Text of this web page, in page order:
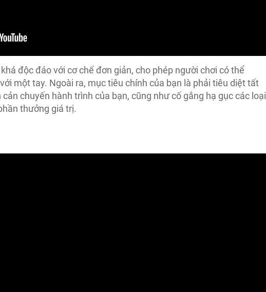
độc đáo với cơ chế đơn giản, cho phép người chơi có thể
một tay. Ngoài ra, mục tiêu chính của bạn là phải tiêu diệt tất
chuyến hành trình của bạn, cũng như cố gắng hạ gục các loại
thưởng giá trị.